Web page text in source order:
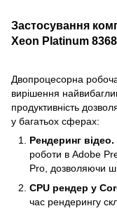
Застосування
Xeon Platinum 8368
Двопроцесорна
вирішення
продуктивність
у багатьох сферах:
Рендеринг відео.
роботи в Adobe
Pro, дозволяючи
CPU рендер у
час рендерингу